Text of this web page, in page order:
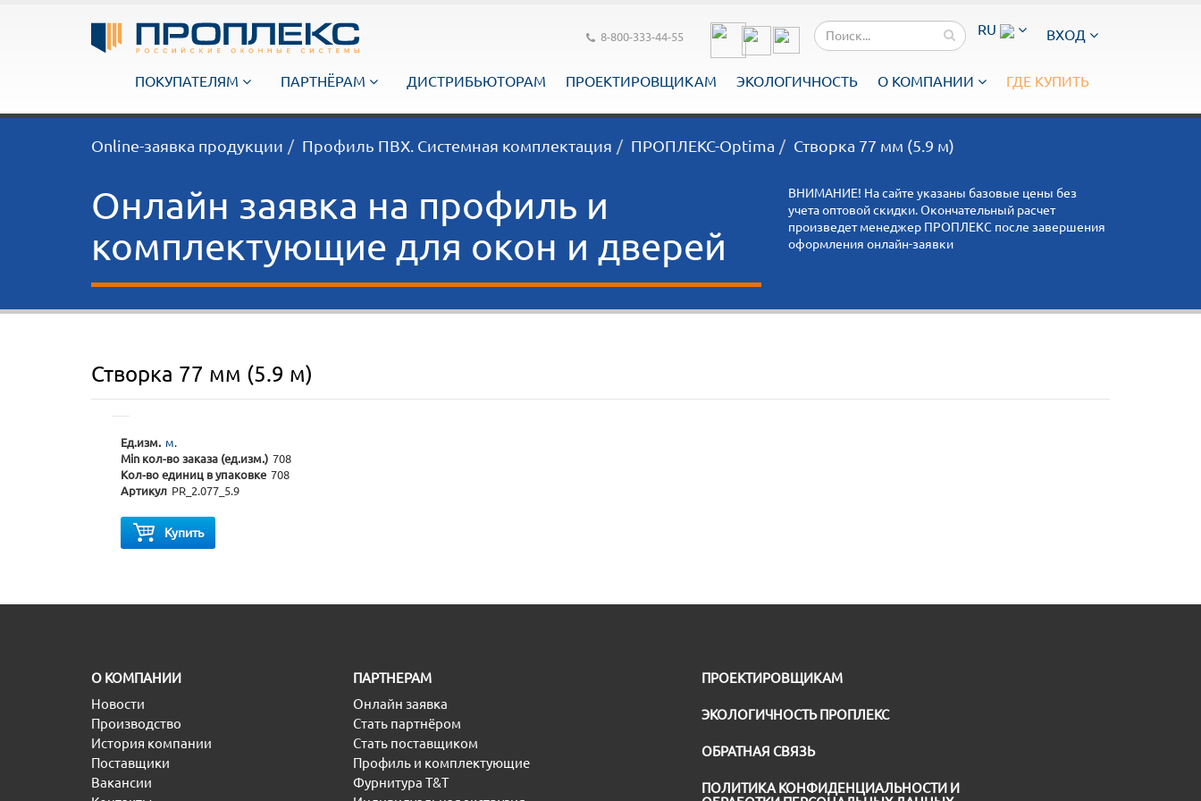
RU ВХОД
8-800-333-44-55
ПОКУПАТЕЛЯМ ПАРТНЁРАМ ДИСТРИБЬЮТОРАМ ПРОЕКТИРОВЩИКАМ ЭКОЛОГИЧНОСТЬ О КОМПАНИИ ГДЕ КУПИТЬ
Online-заявка продукции Профиль ПВХ. Системная комплектация ПРОПЛЕКС-Optima Створка 77 мм (5.9 м)
Онлайн заявка на профиль и
комплектующие для окон и дверей
ВНИМАНИЕ! На сайте указаны базовые цены без
учета оптовой скидки. Окончательный расчет
произведет менеджер ПРОПЛЕКС после завершения
оформления онлайн-заявки
Створка 77 мм (5.9 м)
Ед.изм. м.
Min кол-во заказа (ед.изм.) 708
Кол-во единиц в упаковке 708
Артикул PR_2.077_5.9
Купить
O КОМПАНИИ
Новости
Производство
История компании
Поставщики
Вакансии
ПАРТНЕРАМ
Онлайн заявка
Стать партнёром
Стать поставщиком
Профиль и комплектующие
Фурнитура T&T
ПРОЕКТИРОВЩИКАМ
ЭКОЛОГИЧНОСТЬ ПРОПЛЕКС
ОБРАТНАЯ СВЯЗЬ
ПОЛИТИКА КОНФИДЕНЦИАЛЬНОСТИ И